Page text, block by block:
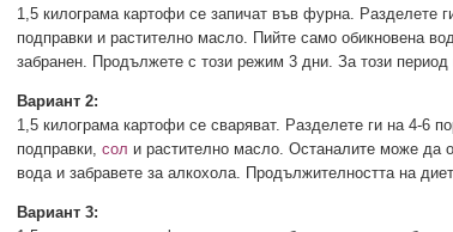
1,5 килограма картофи се запичат във фурна. Разделете
подправки и растително масло. Пийте само обикновена
забранен. Продължете с този режим 3 дни. За този
Вариант 2:
1,5 килограма картофи се сваряват. Разделете ги на 4-6
подправки, сол и растително масло. Останалите може да
вода и забравете за алкохола. Продължителността на
Вариант 3: